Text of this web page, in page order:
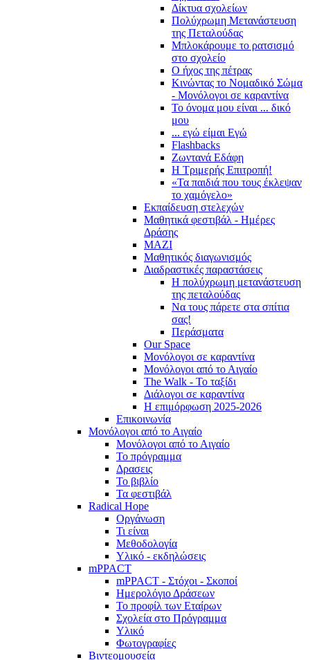
Δίκτυα σχολείων
Πολύχρωμη Μετανάστευση
της Πεταλούδας
Μπλοκάρουμε το ρατσισμό
στο σχολείο
Ο ήχος της πέτρας
Κινώντας το Νομαδικό Σώμα
- Μονόλογοι σε καραντίνα
Το όνομα μου είναι ... δικό
μου
... εγώ είμαι Εγώ
Flashbacks
Ζωντανά Εδάφη
Η Τριμερής Επιτροπή!
«Τα παιδιά που τους έκλεψαν
το χαμόγελο»
Εκπαίδευση στελεχών
Μαθητικά φεστιβάλ - Ημέρες
Δράσης
ΜΑΖΙ
Μαθητικός διαγωνισμός
Διαδραστικές παραστάσεις
Η πολύχρωμη μετανάστευση
της πεταλούδας
Να τους πάρετε στα σπίτια
σας!
Περάσματα
Our Space
Μονόλογοι σε καραντίνα
Μονόλογοι από το Αιγαίο
The Walk - Το ταξίδι
Διάλογοι σε καραντίνα
Η επιμόρφωση 2025-2026
Επικοινωνία
Μονόλογοι από το Αιγαίο
Μονόλογοι από το Αιγαίο
Το πρόγραμμα
Δρασεις
Το βιβλίο
Τα φεστιβάλ
Radical Hope
Οργάνωση
Τι είναι
Μεθοδολογία
Υλικό - εκδηλώσεις
mPPACT
mPPACT - Στόχοι - Σκοποί
Ημερολόγιο Δράσεων
Το προφίλ των Εταίρων
Σχολεία στο Πρόγραμμα
Υλικό
Φωτογραφίες
Βιντεομουσεία